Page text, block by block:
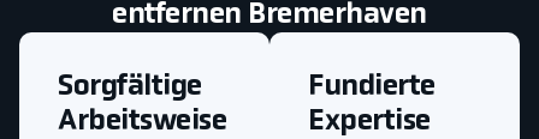
entfernen Bremerhaven
Fundierte
Expertise
Sorgfältige
Arbeitsweise